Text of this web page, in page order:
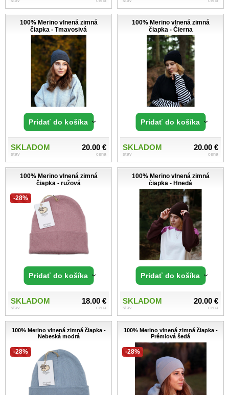
100% Merino vlnená zimná
čiapka - Tmavosivá
Pridať do košíka
SKLADOM
stav
20.00 €
cena
100% Merino vlnená zimná
čiapka - Čierna
Pridať do košíka
SKLADOM
stav
20.00 €
cena
100% Merino vlnená zimná
čiapka - ružová
-28%
Pridať do košíka
SKLADOM
stav
18.00 €
cena
100% Merino vlnená zimná
čiapka - Hnedá
Pridať do košíka
SKLADOM
stav
20.00 €
cena
100% Merino vlnená zimná čiapka -
Nebeská modrá
-28%
100% Merino vlnená zimná čiapka -
Prémiová šedá
-28%